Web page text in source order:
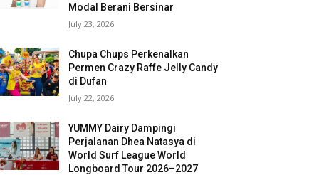
Modal Berani Bersinar
July 23, 2026
Chupa Chups Perkenalkan
Permen Crazy Raffe Jelly Candy
di Dufan
July 22, 2026
YUMMY Dairy Dampingi
Perjalanan Dhea Natasya di
World Surf League World
Longboard Tour 2026–2027